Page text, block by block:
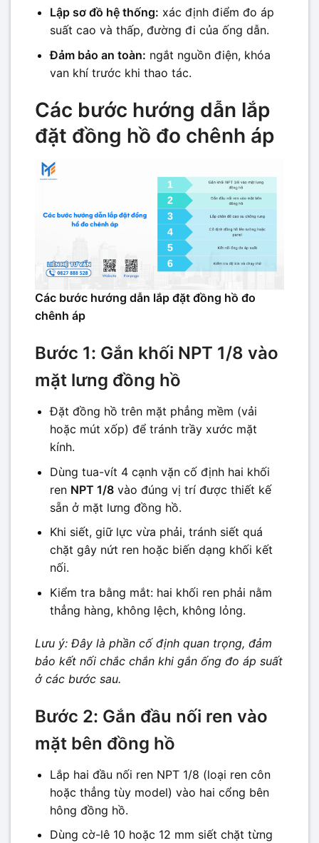
Lập sơ đồ hệ thống: xác định điểm đo áp
suất cao và thấp, đường đi của ống dẫn.
Đảm bảo an toàn: ngắt nguồn điện, khóa
van khí trước khi thao tác.
Các bước hướng dẫn lắp
đặt đồng hồ đo chênh áp
Các bước hướng dẫn lắp đặt đồng hồ đo
chênh áp
Bước 1: Gắn khối NPT 1/8 vào
mặt lưng đồng hồ
Đặt đồng hồ trên mặt phẳng mềm (vải
hoặc mút xốp) để tránh trầy xước mặt
kính.
Dùng tua-vít 4 cạnh vặn cố định hai khối
ren NPT 1/8vào đúng vị trí được thiết kế
sẵn ở mặt lưng đồng hồ.
Khi siết, giữ lực vừa phải, tránh siết quá
chặt gây nứt ren hoặc biến dạng khối kết
nối.
Kiểm tra bằng mắt: hai khối ren phải nằm
thẳng hàng, không lệch, không lỏng.
Lưu ý: Đây là phần cố định quan trọng, đảm
bảo kết nối chắc chắn khi gắn ống đo áp suất
ở các bước sau.
Bước 2: Gắn đầu nối ren vào
mặt bên đồng hồ
Lắp hai đầu nối ren NPT 1/8 (loại ren côn
hoặc thẳng tùy model) vào hai cổng bên
hông đồng hồ.
Dùng cờ-lê 10 hoặc 12 mm siết chặt từng